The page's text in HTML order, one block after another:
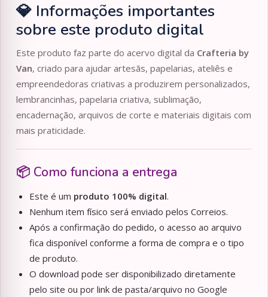
💎 Informações importantes
sobre este produto digital
Este produto faz parte do acervo digital da Crafteria by
Van, criado para ajudar artesãs, papelarias, ateliês e
empreendedoras criativas a produzirem personalizados,
lembrancinhas, papelaria criativa, sublimação,
encadernação, arquivos de corte e materiais digitais com
mais praticidade.
📦 Como funciona a entrega
Este é um produto 100% digital.
Nenhum item físico será enviado pelos Correios.
Após a confirmação do pedido, o acesso ao arquivo
fica disponível conforme a forma de compra e o tipo
de produto.
O download pode ser disponibilizado diretamente
pelo site ou por link de pasta/arquivo no Google